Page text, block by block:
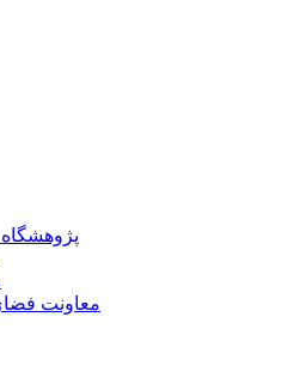
معاونت